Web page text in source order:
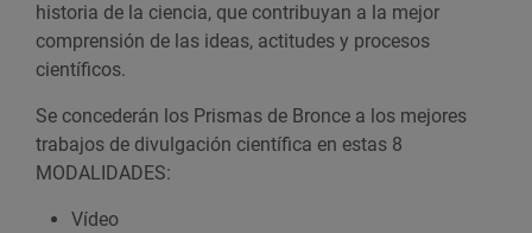
historia de la ciencia, que contribuyan a la mejor
comprensión de las ideas, actitudes y procesos
científicos.
Se concederán los Prismas de Bronce a los mejores
trabajos de divulgación científica en estas 8
MODALIDADES:
Vídeo